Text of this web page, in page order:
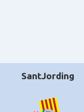
SantJording